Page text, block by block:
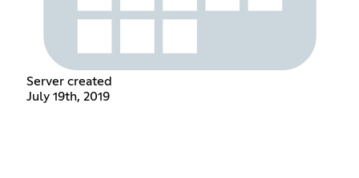
Server created
July 19th, 2019